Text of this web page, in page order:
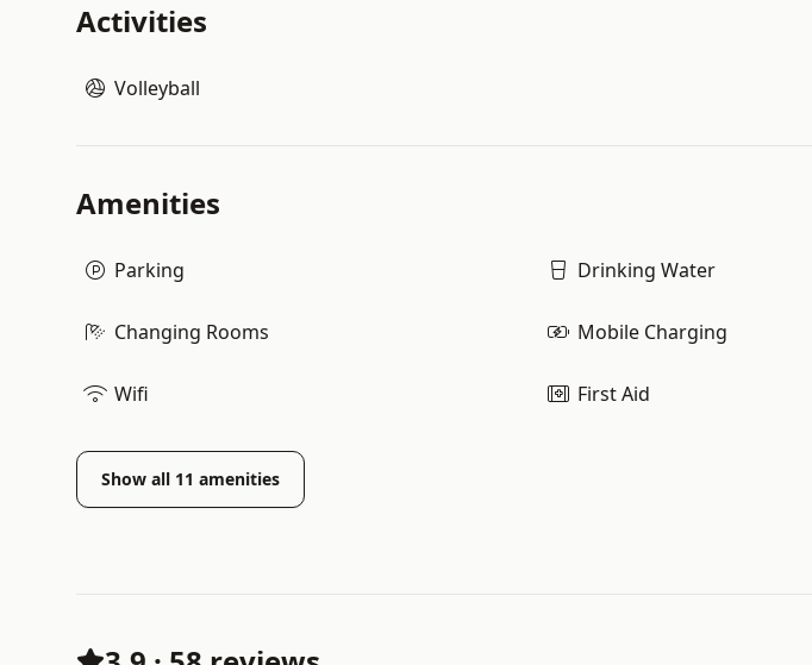
Activities
Volleyball
Amenities
Parking Drinking Water
Changing Rooms Mobile Charging
Wifi First Aid
Show all 11 amenities